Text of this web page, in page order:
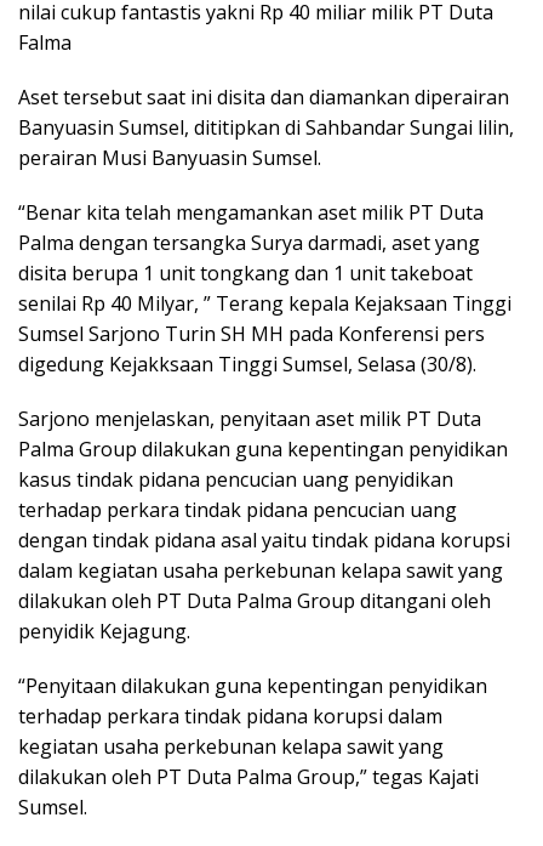
nilai cukup fantastis yakni Rp 40 miliar milik PT Duta
Falma
Aset tersebut saat ini disita dan diamankan diperairan
Banyuasin Sumsel, dititipkan di Sahbandar Sungai lilin,
perairan Musi Banyuasin Sumsel.
“Benar kita telah mengamankan aset milik PT Duta
Palma dengan tersangka Surya darmadi, aset yang
disita berupa 1 unit tongkang dan 1 unit takeboat
senilai Rp 40 Milyar, ” Terang kepala Kejaksaan Tinggi
Sumsel Sarjono Turin SH MH pada Konferensi pers
digedung Kejakksaan Tinggi Sumsel, Selasa (30/8).
Sarjono menjelaskan, penyitaan aset milik PT Duta
Palma Group dilakukan guna kepentingan penyidikan
kasus tindak pidana pencucian uang penyidikan
terhadap perkara tindak pidana pencucian uang
dengan tindak pidana asal yaitu tindak pidana korupsi
dalam kegiatan usaha perkebunan kelapa sawit yang
dilakukan oleh PT Duta Palma Group ditangani oleh
penyidik Kejagung.
“Penyitaan dilakukan guna kepentingan penyidikan
terhadap perkara tindak pidana korupsi dalam
kegiatan usaha perkebunan kelapa sawit yang
dilakukan oleh PT Duta Palma Group,” tegas Kajati
Sumsel.